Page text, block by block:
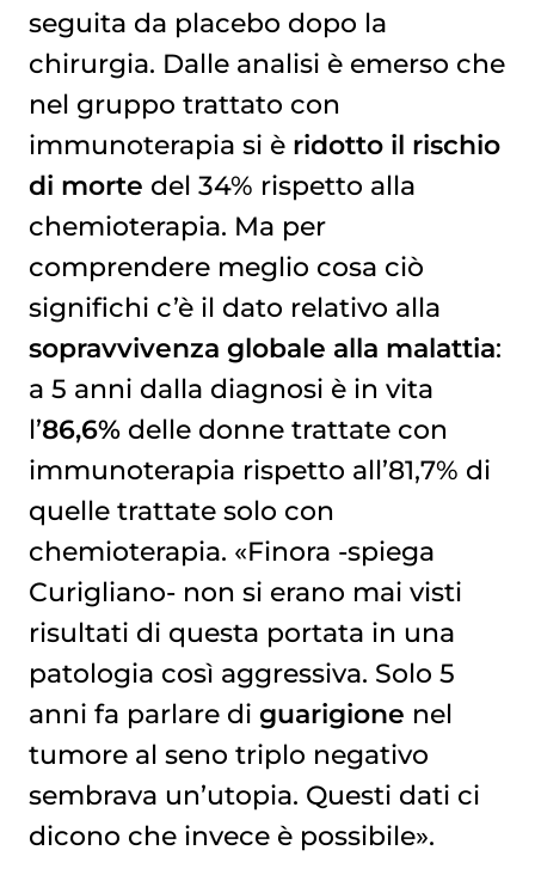
seguita da placebo dopo la
chirurgia. Dalle analisi è emerso che
nel gruppo trattato con
immunoterapia si è ridotto il rischio
di morte del 34% rispetto alla
chemioterapia. Ma per
comprendere meglio cosa ciò
significhi c’è il dato relativo alla
sopravvivenza globale alla malattia:
a 5 anni dalla diagnosi è in vita
l’86,6%delle donne trattate con
immunoterapia rispetto all’81,7% di
quelle trattate solo con
chemioterapia. «Finora -spiega
Curigliano- non si erano mai visti
risultati di questa portata in una
patologia così aggressiva. Solo 5
anni fa parlare di guarigione nel
tumore al seno triplo negativo
sembrava un’utopia. Questi dati ci
dicono che invece è possibile».